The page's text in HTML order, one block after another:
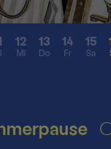
12
Mi
13
Do
14
Fr
15
Sa